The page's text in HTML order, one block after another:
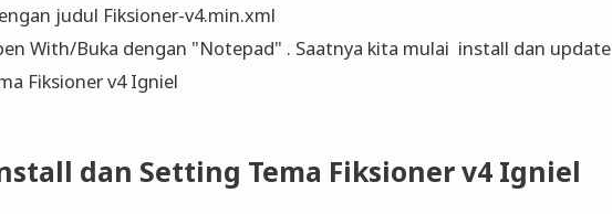
judul Fiksioner-v4.min.xml
With/Buka dengan "Notepad" . Saatnya kita mulai install dan update
Fiksioner v4 Igniel
dan Setting Tema Fiksioner v4 Igniel